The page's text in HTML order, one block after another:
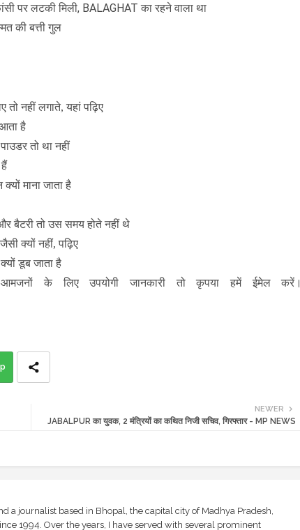
पर लटकी मिली, BALAGHAT का रहने वाला था
की बत्ती गुल
तो नहीं लगाते, यहां पढ़िए
है
तो था नहीं
हैं
माना जाता है
बैटरी तो उस समय होते नहीं थे
क्यों नहीं, पढ़िए
डूब जाता है
के लिए उपयोगी जानकारी तो कृपया हमें ईमेल
NEWER
JABALPUR का युवक, 2 मंत्रियों का कथित निजी सचिव, गिरफ्तार - MP NEWS
a journalist based in Bhopal, the capital city of Madhya Pradesh,
1994. Over the years, I have served with several prominent